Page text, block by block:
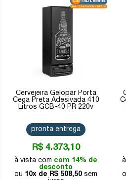
Cervejeira Gelopar Porta
Cega Preta Adesivada 410
Litros GCB-40 PR 220v
R$ 4.373,10
com 14% de
desconto
10x de
R$ 508,50
pronta entrega